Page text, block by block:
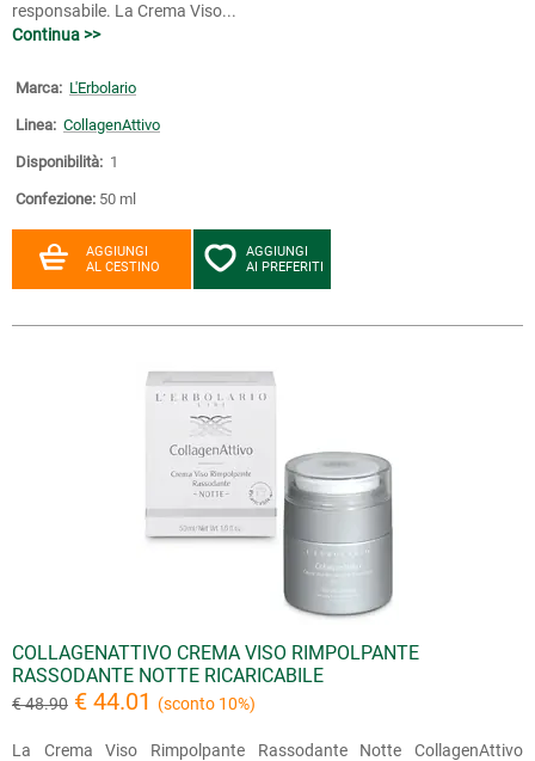
responsabile. La Crema Viso...
Continua >>
Marca: L'Erbolario
Linea: CollagenAttivo
Disponibilità: 1
Confezione: 50 ml
AGGIUNGI
AL CESTINO
AGGIUNGI
AI PREFERITI
COLLAGENATTIVO CREMA VISO RIMPOLPANTE
RASSODANTE NOTTE RICARICABILE
€ 48.90 € 44.01 (sconto 10%)
La Crema Viso Rimpolpante Rassodante Notte CollagenAttivo